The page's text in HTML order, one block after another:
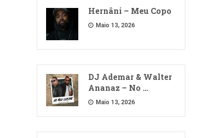
Hernâni – Meu Copo
Maio 13, 2026
DJ Ademar & Walter
Ananaz – No …
Maio 13, 2026